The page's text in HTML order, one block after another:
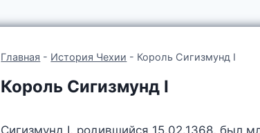
Главная - История Чехии - Король Сигизмунд I
Король Сигизмунд I